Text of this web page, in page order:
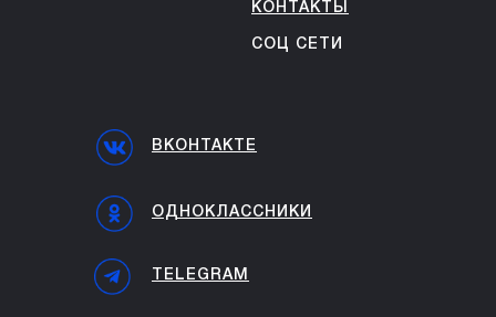
TELEGRAM
ОДНОКЛАССНИКИ
ВКОНТАКТЕ
СОЦ СЕТИ
КОНТАКТЫ